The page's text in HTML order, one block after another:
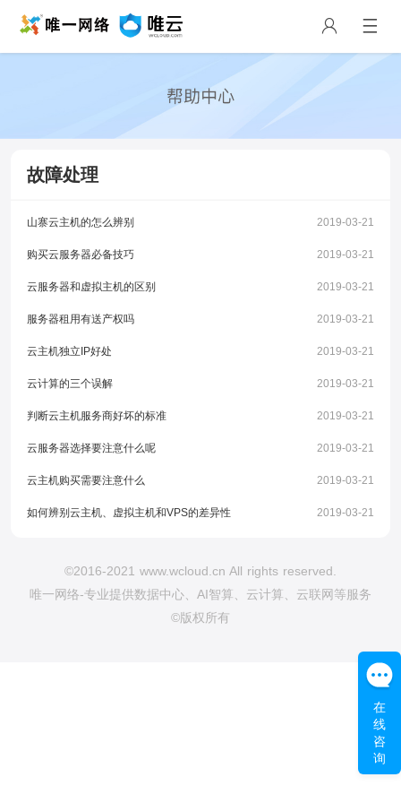
故障处理
山寨云主机的怎么辨别 2019-03-21
购买云服务器必备技巧 2019-03-21
云服务器和虚拟主机的区别 2019-03-21
服务器租用有送产权吗 2019-03-21
云主机独立IP好处 2019-03-21
云计算的三个误解 2019-03-21
判断云主机服务商好坏的标准 2019-03-21
云服务器选择要注意什么呢 2019-03-21
云主机购买需要注意什么 2019-03-21
如何辨别云主机、虚拟主机和VPS的差异性 2019-03-21
©2016-2021 www.wcloud.cn All rights reserved.
唯一网络-专业提供数据中心、AI智算、云计算、云联网等服务
©版权所有
在
线
咨
询